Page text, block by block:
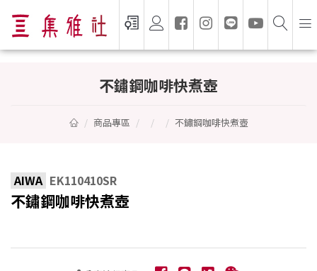
不鏽鋼咖啡快煮壺
商品專區 不鏽鋼咖啡快煮壺
AIWA EK110410SR
不鏽鋼咖啡快煮壺